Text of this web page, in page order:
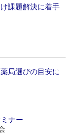
課題解決に着手
局選びの目安に
ナー